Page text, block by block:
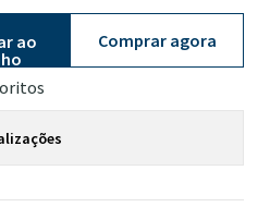
ao
Comprar agora